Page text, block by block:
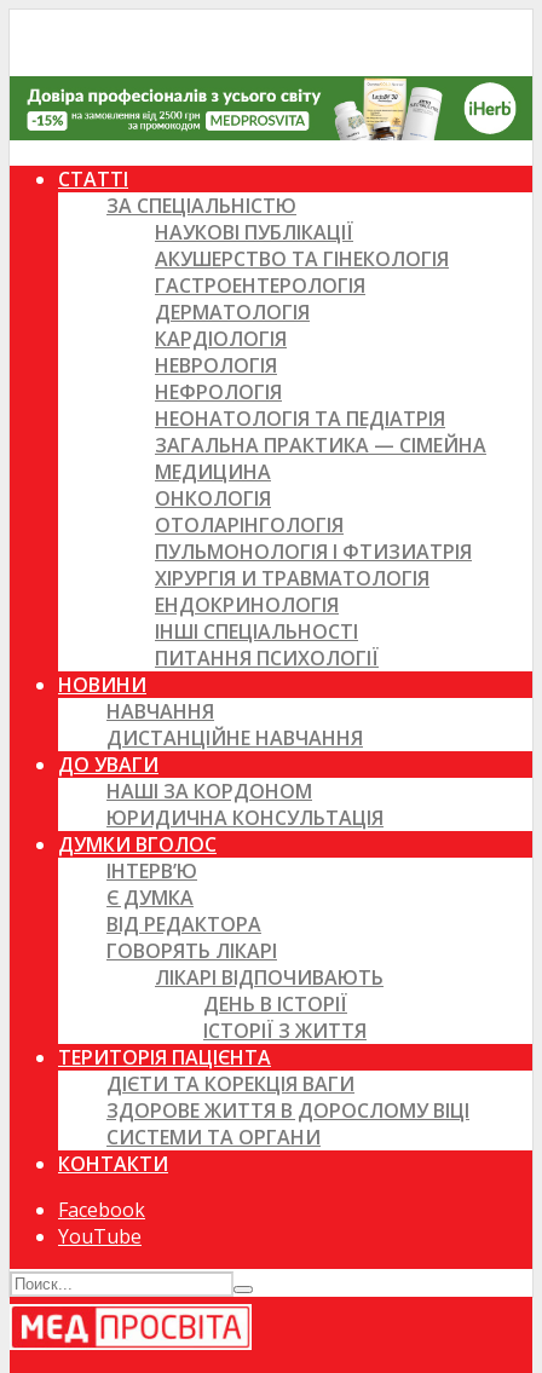
СТАТТІ
ЗА СПЕЦІАЛЬНІСТЮ
НАУКОВІ ПУБЛІКАЦІЇ
АКУШЕРСТВО ТА ГІНЕКОЛОГІЯ
ГАСТРОЕНТЕРОЛОГІЯ
ДЕРМАТОЛОГІЯ
КАРДІОЛОГІЯ
НЕВРОЛОГІЯ
НЕФРОЛОГІЯ
НЕОНАТОЛОГІЯ ТА ПЕДІАТРІЯ
ЗАГАЛЬНА ПРАКТИКА — СІМЕЙНА
МЕДИЦИНА
ОНКОЛОГІЯ
ОТОЛАРІНГОЛОГІЯ
ПУЛЬМОНОЛОГІЯ І ФТИЗИАТРІЯ
ХІРУРГІЯ И ТРАВМАТОЛОГІЯ
ЕНДОКРИНОЛОГІЯ
ІНШІ СПЕЦІАЛЬНОСТІ
ПИТАННЯ ПСИХОЛОГІЇ
НОВИНИ
НАВЧАННЯ
ДИСТАНЦІЙНЕ НАВЧАННЯ
ДО УВАГИ
НАШІ ЗА КОРДОНОМ
ЮРИДИЧНА КОНСУЛЬТАЦІЯ
ДУМКИ ВГОЛОС
ІНТЕРВ’Ю
Є ДУМКА
ВІД РЕДАКТОРА
ГОВОРЯТЬ ЛІКАРІ
ЛІКАРІ ВІДПОЧИВАЮТЬ
ДЕНЬ В ІСТОРІЇ
ІСТОРІЇ З ЖИТТЯ
ТЕРИТОРІЯ ПАЦІЄНТА
ДІЄТИ ТА КОРЕКЦІЯ ВАГИ
ЗДОРОВЕ ЖИТТЯ В ДОРОСЛОМУ ВІЦІ
СИСТЕМИ ТА ОРГАНИ
КОНТАКТИ
Facebook
YouTube